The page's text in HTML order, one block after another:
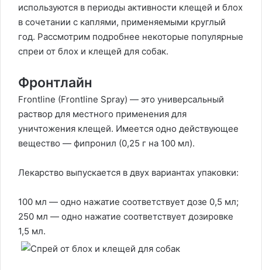
используются в периоды активности клещей и блох
в сочетании с каплями, применяемыми круглый
год. Рассмотрим подробнее некоторые популярные
спреи от блох и клещей для собак.
Фронтлайн
Frontline (Frontline Spray) — это универсальный
раствор для местного применения для
уничтожения клещей. Имеется одно действующее
вещество — фипронил (0,25 г на 100 мл).
Лекарство выпускается в двух вариантах упаковки:
100 мл — одно нажатие соответствует дозе 0,5 мл;
250 мл — одно нажатие соответствует дозировке
1,5 мл.